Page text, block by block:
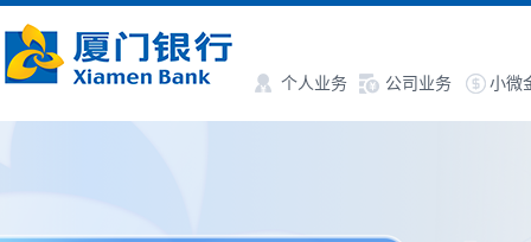
个人业务 公司业务 小微